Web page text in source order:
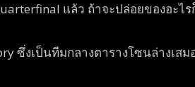
แล้ว ถ้าจะปล่อยของอะไ
ซึ่งเป็นทีมกลางตารางโซนล่างเส